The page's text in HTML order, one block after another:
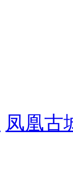
凤凰古